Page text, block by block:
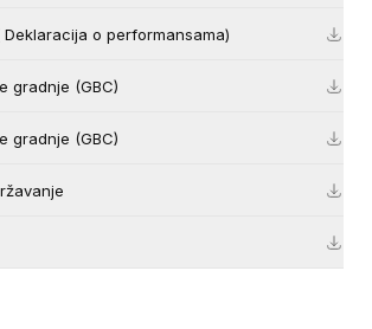
Deklaracija o performansama)
gradnje (GBC)
gradnje (GBC)